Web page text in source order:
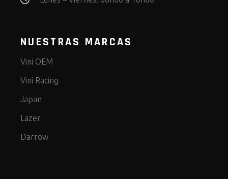
NUESTRAS MARCAS
Vini OEM
Vini Racing
Japan
Lazer
Darrow